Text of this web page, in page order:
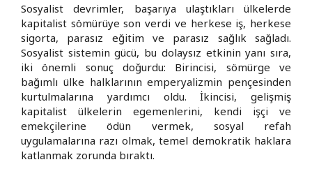
Sosyalist devrimler, başarıya ulaştıkları ülkelerde
kapitalist sömürüye son verdi ve herkese iş, herkese
sigorta, parasız eğitim ve parasız sağlık sağladı.
Sosyalist sistemin gücü, bu dolaysız etkinin yanı sıra,
iki önemli sonuç doğurdu: Birincisi, sömürge ve
bağımlı ülke halklarının emperyalizmin pençesinden
kurtulmalarına yardımcı oldu. İkincisi, gelişmiş
kapitalist ülkelerin egemenlerini, kendi işçi ve
emekçilerine ödün vermek, sosyal refah
uygulamalarına razı olmak, temel demokratik haklara
katlanmak zorunda bıraktı.